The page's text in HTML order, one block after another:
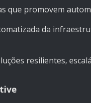
que promovem
da
resilientes,